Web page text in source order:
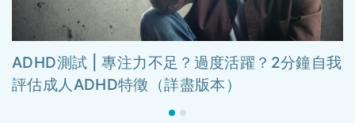
ADHD測試 | 專注力不足？過度活躍？2分鐘自我
評估成人ADHD特徵（詳盡版本）